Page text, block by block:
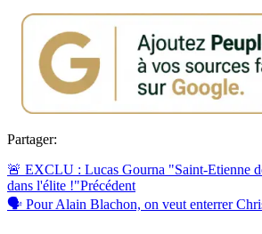
Partager:
🚨 EXCLU : Lucas Gourna "Saint-Etienne
dans l'élite !"Précédent
🗣 Pour Alain Blachon, on veut enterrer